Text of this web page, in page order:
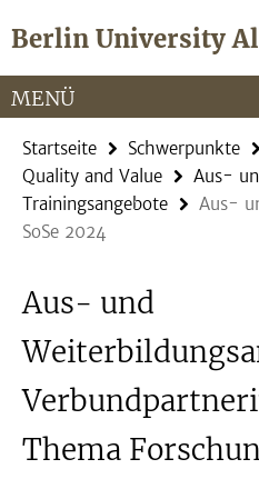
direkt
Inhalt
Berlin University
Service-
Navigation
MENÜ
Startseite Schwerpunkte
Quality and Value
Aus-
Trainingsangebote
Aus-
SoSe 2024
Aus- und
Thema